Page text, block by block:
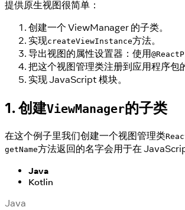
提供原生视图很简单：
创建一个 ViewManager 的子类。
实现createViewInstance方法。
导出视图的属性设置器：使用
把这个视图管理类注册到应用程序包
实现 JavaScript 模块。
1. 创建ViewManager的子类
在这个例子里我们创建一个视图管理类
getName方法返回的名字会用于在
Java
Kotlin
Java